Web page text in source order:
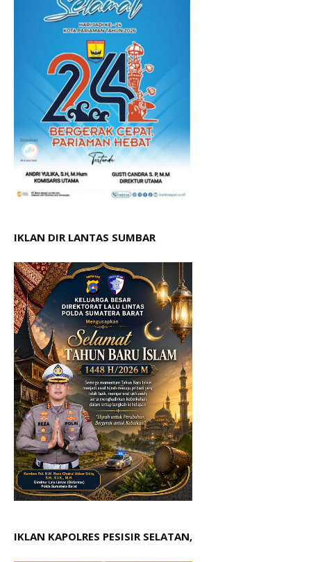
IKLAN DIR LANTAS SUMBAR
IKLAN KAPOLRES PESISIR SELATAN,